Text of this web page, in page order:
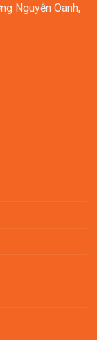
Nguyễn Oanh,